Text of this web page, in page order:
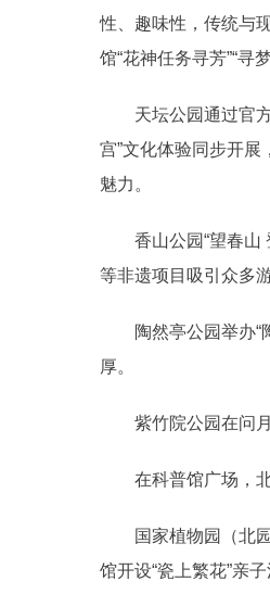
性、趣味性，传统与
馆“花神任务寻芳”“寻
天坛公园通过官方
宫”文化体验同步开
魅力。
香山公园“望春山
等非遗项目吸引众多
陶然亭公园举办“陶
厚。
紫竹院公园在问月
在科普馆广场，北
国家植物园（北园
馆开设“瓷上繁花”亲